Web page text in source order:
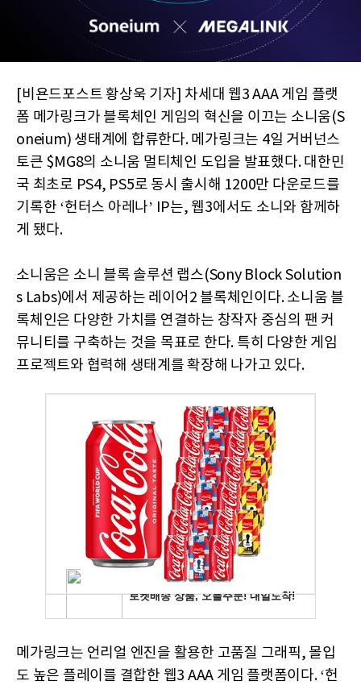
[비욘드포스트 황상욱 기자] 차세대 웹3 AAA 게임 플랫
폼 메가링크가 블록체인 게임의 혁신을 이끄는 소니움(S
oneium) 생태계에 합류한다. 메가링크는 4일 거버넌스
토큰 $MG8의 소니움 멀티체인 도입을 발표했다. 대한민
국 최초로 PS4, PS5로 동시 출시해 1200만 다운로드를
기록한 ‘헌터스 아레나’ IP는, 웹3에서도 소니와 함께하
게 됐다.
소니움은 소니 블록 솔루션 랩스(Sony Block Solution
s Labs)에서 제공하는 레이어2 블록체인이다. 소니움 블
록체인은 다양한 가치를 연결하는 창작자 중심의 팬 커
뮤니티를 구축하는 것을 목표로 한다. 특히 다양한 게임
프로젝트와 협력해 생태계를 확장해 나가고 있다.
메가링크는 언리얼 엔진을 활용한 고품질 그래픽, 몰입
도 높은 플레이를 결합한 웹3 AAA 게임 플랫폼이다. ‘헌